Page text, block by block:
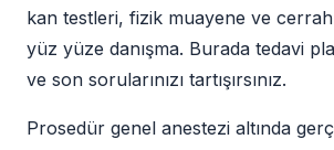
kan testleri, fizik muayene ve
yüz yüze danışma. Burada tedavi
ve son sorularınızı tartışırsınız.
Prosedür genel anestezi altında